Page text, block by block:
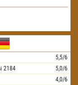
5,5/6
2184
5,0/6
4,0/6